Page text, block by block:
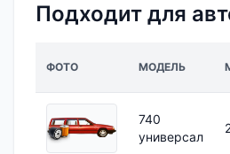
Подходит для
ФОТО МОДЕЛЬ
740
универсал